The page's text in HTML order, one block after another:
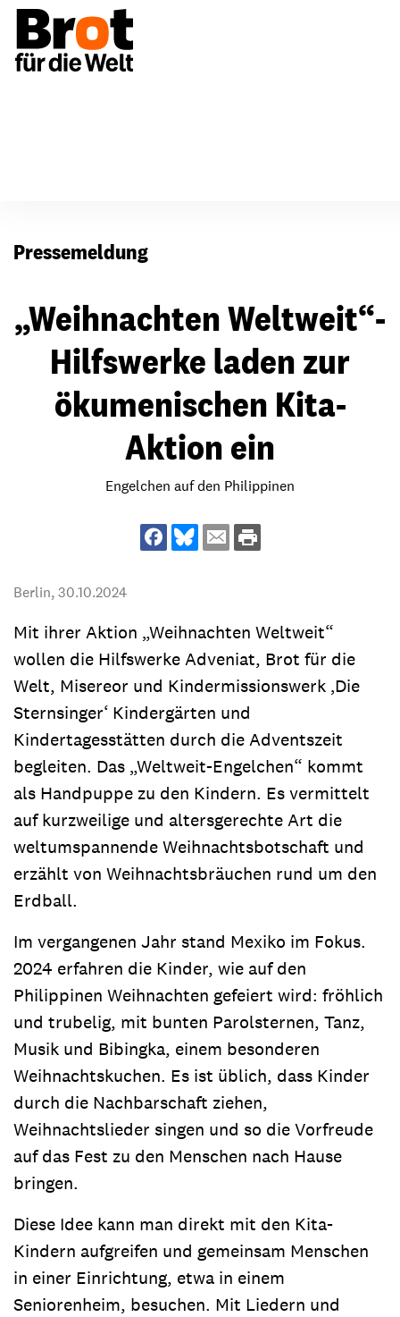
Pressemeldung
„Weihnachten Weltweit“-
Hilfswerke laden zur
ökumenischen Kita-
Aktion ein
Engelchen auf den Philippinen
Berlin,30.10.2024
Mit ihrer Aktion „Weihnachten Weltweit“
wollen die Hilfswerke Adveniat, Brot für die
Welt, Misereor und Kindermissionswerk ‚Die
Sternsinger‘ Kindergärten und
Kindertagesstätten durch die Adventszeit
begleiten. Das „Weltweit-Engelchen“ kommt
als Handpuppe zu den Kindern. Es vermittelt
auf kurzweilige und altersgerechte Art die
weltumspannende Weihnachtsbotschaft und
erzählt von Weihnachtsbräuchen rund um den
Erdball.
Im vergangenen Jahr stand Mexiko im Fokus.
2024 erfahren die Kinder, wie auf den
Philippinen Weihnachten gefeiert wird: fröhlich
und trubelig, mit bunten Parolsternen, Tanz,
Musik und Bibingka, einem besonderen
Weihnachtskuchen. Es ist üblich, dass Kinder
durch die Nachbarschaft ziehen,
Weihnachtslieder singen und so die Vorfreude
auf das Fest zu den Menschen nach Hause
bringen.
Diese Idee kann man direkt mit den Kita-
Kindern aufgreifen und gemeinsam Menschen
in einer Einrichtung, etwa in einem
Seniorenheim, besuchen. Mit Liedern und